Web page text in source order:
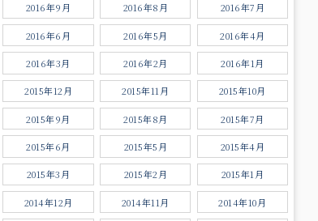
2016年9月 2016年8月 2016年7月
2016年6月 2016年5月 2016年4月
2016年3月 2016年2月 2016年1月
2015年12月 2015年11月 2015年10月
2015年9月 2015年8月 2015年7月
2015年6月 2015年5月 2015年4月
2015年3月 2015年2月 2015年1月
2014年12月 2014年11月 2014年10月